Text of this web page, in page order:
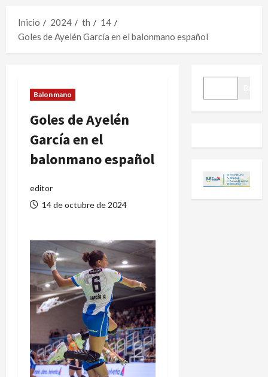
Inicio
2024 th
14
Goles de Ayelén García en el balonmano español
Balonmano
Goles de Ayelén
García en el
balonmano español
editor
14 de octubre de 2024